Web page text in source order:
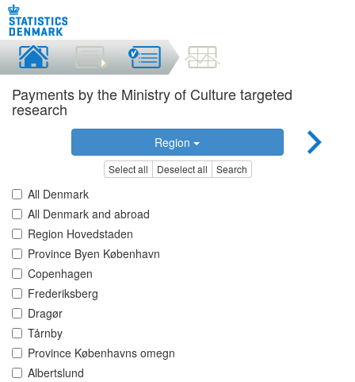
Payments by the Ministry of Culture targeted
research
Region
Select all Deselect all Search
All Denmark
All Denmark and abroad
Region Hovedstaden
Province Byen København
Copenhagen
Frederiksberg
Dragør
Tårnby
Province Københavns omegn
Albertslund